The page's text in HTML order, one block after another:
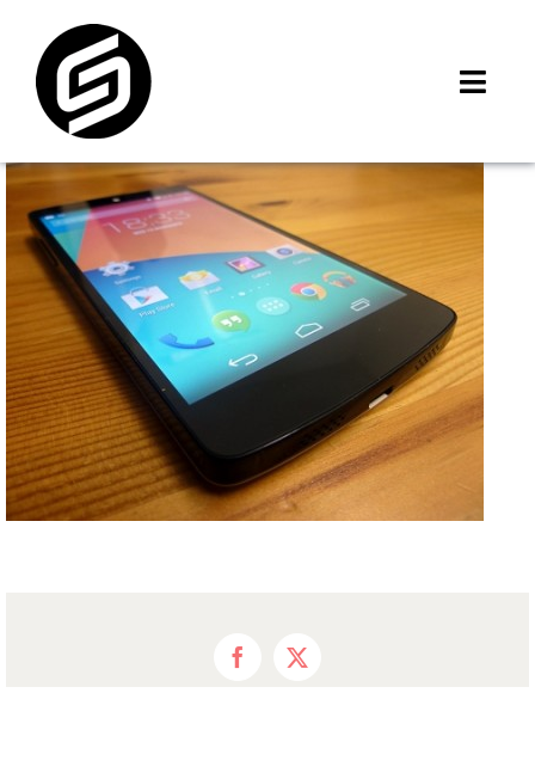
content
門市據點
iMCheck APP
iPhone 回收價
線上商城
3C租賃
MSI 舊換新
最新資訊
聯絡我們
Facebook
X